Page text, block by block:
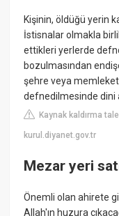
Kişinin, öldüğü yerin
İstisnalar olmakla
ettikleri yerlerde
bozulmasından
şehre veya
defnedilmesinde dini
Kaynak kaldırma
kurul.diyanet.gov.tr
Mezar yeri
Önemli olan ahirete
Allah'ın huzura